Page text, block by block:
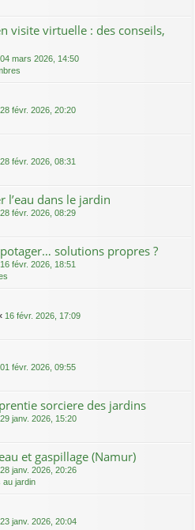
visite virtuelle : des conseils,
04 mars 2026, 14:50
28 févr. 2026, 20:20
28 févr. 2026, 08:31
l’eau dans le jardin
28 févr. 2026, 08:29
solutions propres ?
16 févr. 2026, 18:51
16 févr. 2026, 17:09
01 févr. 2026, 09:55
sorciere des jardins
29 janv. 2026, 15:20
et gaspillage (Namur)
28 janv. 2026, 20:26
jardin
23 janv. 2026, 20:04